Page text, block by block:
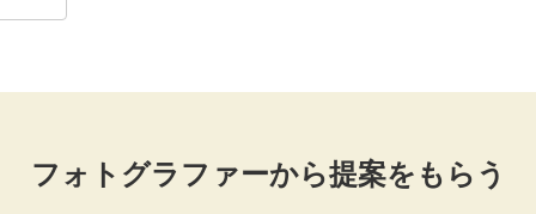
フォトグラファーから提案をもらう